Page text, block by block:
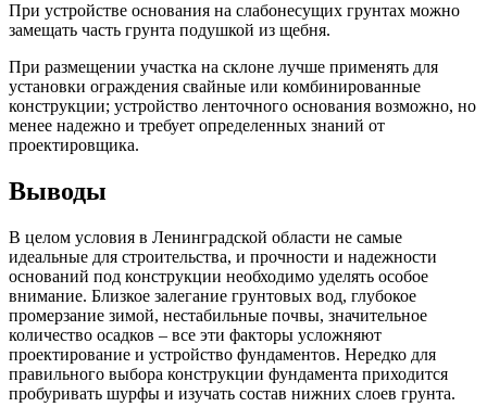
При устройстве основания на слабонесущих грунтах можно
замещать часть грунта подушкой из щебня.
При размещении участка на склоне лучше применять для
установки ограждения свайные или комбинированные
конструкции; устройство ленточного основания возможно, но
менее надежно и требует определенных знаний от
проектировщика.
Выводы
В целом условия в Ленинградской области не самые
идеальные для строительства, и прочности и надежности
оснований под конструкции необходимо уделять особое
внимание. Близкое залегание грунтовых вод, глубокое
промерзание зимой, нестабильные почвы, значительное
количество осадков – все эти факторы усложняют
проектирование и устройство фундаментов. Нередко для
правильного выбора конструкции фундамента приходится
пробуривать шурфы и изучать состав нижних слоев грунта.